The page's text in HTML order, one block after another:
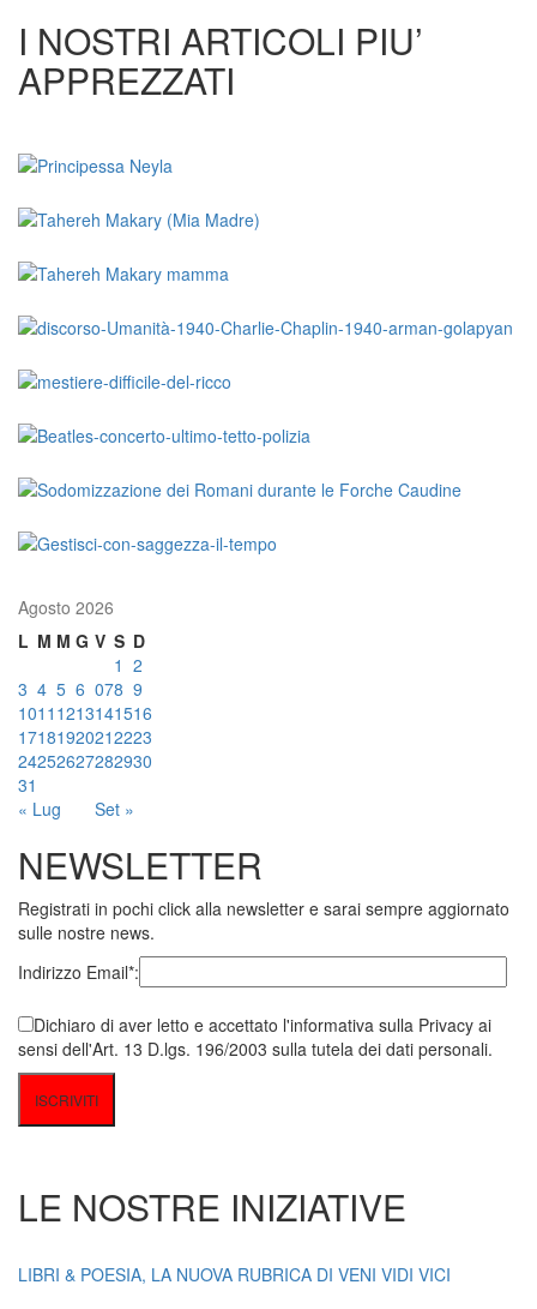
I NOSTRI ARTICOLI PIU’
APPREZZATI
Agosto 2026
L M M G V S D
« Lug Set »
1 2
3 4 5 6 078 9
1011 1213141516
17181920212223
24252627282930
31
NEWSLETTER
Registrati in pochi click alla newsletter e sarai sempre aggiornato
sulle nostre news.
Indirizzo Email*:
Dichiaro di aver letto e accettato l'informativa sulla Privacy ai
sensi dell'Art. 13 D.lgs. 196/2003 sulla tutela dei dati personali.
LE NOSTRE INIZIATIVE
LIBRI & POESIA, LA NUOVA RUBRICA DI VENI VIDI VICI